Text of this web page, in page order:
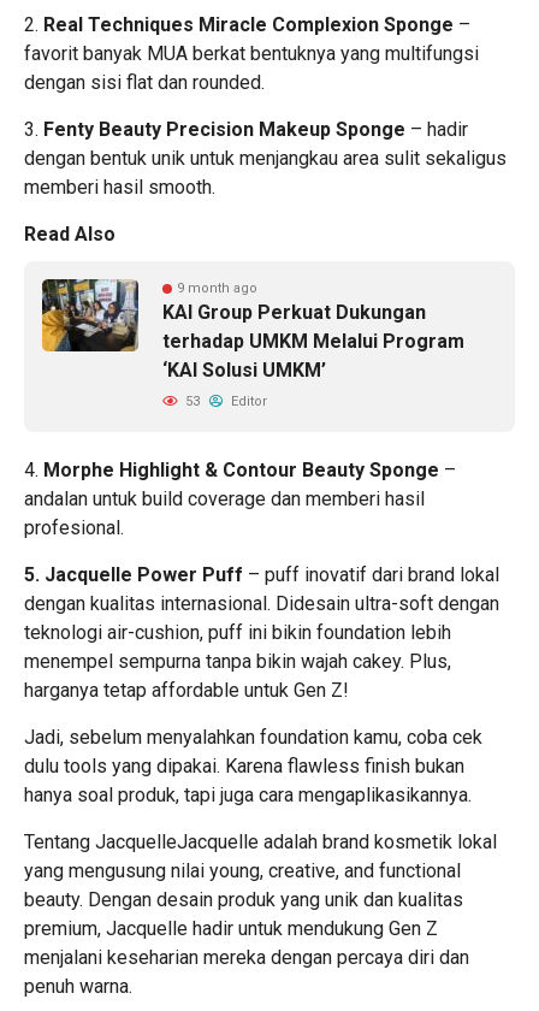
2. Real Techniques Miracle Complexion Sponge –
favorit banyak MUA berkat bentuknya yang multifungsi
dengan sisi flat dan rounded.
3. Fenty Beauty Precision Makeup Sponge – hadir
dengan bentuk unik untuk menjangkau area sulit sekaligus
memberi hasil smooth.
Read Also
9 month ago
KAI Group Perkuat Dukungan
terhadap UMKM Melalui Program
‘KAI Solusi UMKM’
53 Editor
4. Morphe Highlight & Contour Beauty Sponge –
andalan untuk build coverage dan memberi hasil
profesional.
5. Jacquelle Power Puff – puff inovatif dari brand lokal
dengan kualitas internasional. Didesain ultra-soft dengan
teknologi air-cushion, puff ini bikin foundation lebih
menempel sempurna tanpa bikin wajah cakey. Plus,
harganya tetap affordable untuk Gen Z!
Jadi, sebelum menyalahkan foundation kamu, coba cek
dulu tools yang dipakai. Karena flawless finish bukan
hanya soal produk, tapi juga cara mengaplikasikannya.
Tentang JacquelleJacquelle adalah brand kosmetik lokal
yang mengusung nilai young, creative, and functional
beauty. Dengan desain produk yang unik dan kualitas
premium, Jacquelle hadir untuk mendukung Gen Z
menjalani keseharian mereka dengan percaya diri dan
penuh warna.